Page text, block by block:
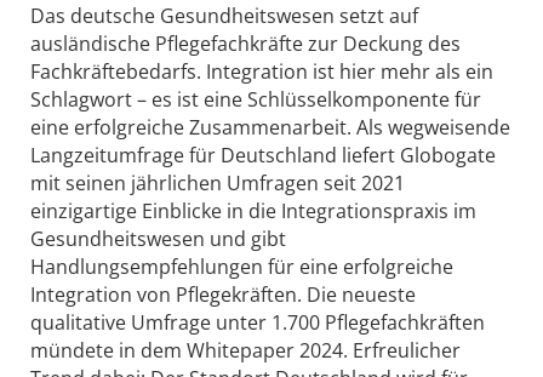
Das deutsche Gesundheitswesen setzt auf
ausländische Pflegefachkräfte zur Deckung des
Fachkräftebedarfs. Integration ist hier mehr als ein
Schlagwort – es ist eine Schlüsselkomponente für
eine erfolgreiche Zusammenarbeit. Als wegweisende
Langzeitumfrage für Deutschland liefert Globogate
mit seinen jährlichen Umfragen seit 2021
einzigartige Einblicke in die Integrationspraxis im
Gesundheitswesen und gibt
Handlungsempfehlungen für eine erfolgreiche
Integration von Pflegekräften. Die neueste
qualitative Umfrage unter 1.700 Pflegefachkräften
mündete in dem Whitepaper 2024. Erfreulicher